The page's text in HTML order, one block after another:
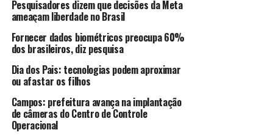
Confira os registros fotográficos da audiência pública
ANÚNCIO
Pesquisadores dizem que decisões da Meta
ameaçam liberdade no Brasil
Fornecer dados biométricos preocupa 60%
dos brasileiros, diz pesquisa
Dia dos Pais: tecnologias podem aproximar
ou afastar os filhos
Campos: prefeitura avança na implantação
de câmeras do Centro de Controle
Operacional